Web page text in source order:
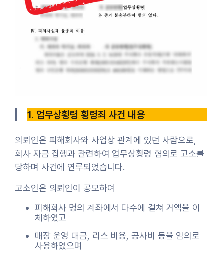
1. 업무상횡령 횡령죄 사건 내용
의뢰인은 피해회사와 사업상 관계에 있던 사람으로,
회사 자금 집행과 관련하여 업무상횡령 혐의로 고소를
당하며 사건에 연루되었습니다.
고소인은 의뢰인이 공모하여
피해회사 명의 계좌에서 다수에 걸쳐 거액을 이
체하였고
매장 운영 대금, 리스 비용, 공사비 등을 임의로
사용하였으며